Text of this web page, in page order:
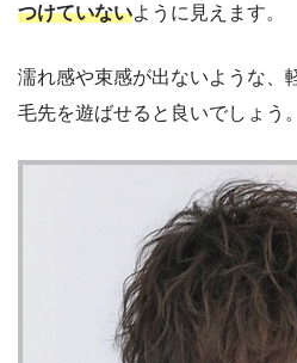
つけていないように見えます。
濡れ感や束感が出ないような、
毛先を遊ばせると良いでしょう。